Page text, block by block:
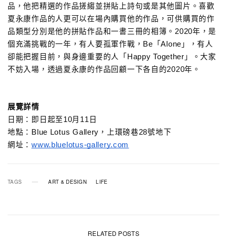
品，他把精選的作品搓縐並拼貼上詩句或是其他圖片。喜歡
夏永康作品的人更可以在場內購買他的作品，可供購買的作
品類型分別是他的拼貼作品和一書三冊的相簿。2020年，是
個充滿挑戰的一年，有人要孤軍作戰，Be「Alone」，有人
卻能把握目前，與身邊重要的人「Happy Together」。大家
不妨入場，透過夏永康的作品回顧一下各自的2020年。
展覽詳情
日期：即日起至10月11日
地點：Blue Lotus Gallery，上環磅巷28號地下
網址：www.bluelotus-gallery.com
TAGS ART & DESIGN LIFE
RELATED POSTS